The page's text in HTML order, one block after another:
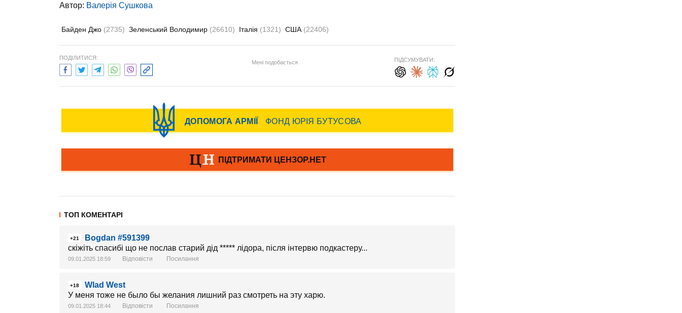
Автор: Валерiя Сушкова
Байден Джо (2735) Зеленський Володимир (26610) Італія (1321) США (22406)
ПОДІЛИТИСЯ:
Мені подобається ПІДСУМУВАТИ:
ТОП КОМЕНТАРІ
+21
Bogdan #591399
скіжіть спасибі що не послав старий дід ***** лідора, після інтервю подкастеру...
09.01.2025 18:59 Відповісти Посилання
+18
Wlad West
У меня тоже не было бы желания лишний раз смотреть на эту харю.
09.01.2025 18:44 Відповісти Посилання